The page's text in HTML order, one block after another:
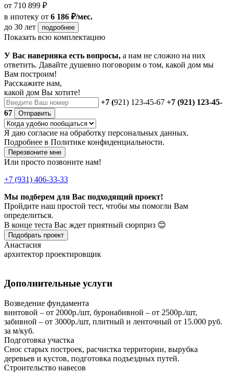
от 710 899 ₽
в ипотеку от 6 186 ₽/мес.
до 30 лет
подробнее
Показать всю комплектацию
У Вас наверняка есть вопросы, а нам не сложно на них
ответить. Давайте душевно поговорим о том, какой дом мы
Вам построим!
Расскажите нам,
какой дом Вы хотите!
+7 (921) 123-45-67 +7 (921) 123-45-
67
Отправить
Я даю согласие на обработку персональных данных.
Подробнее в Политике конфиденциальности.
Перезвоните мне
Или просто позвоните нам!
+7 (931) 406-33-33
Мы подберем для Вас подходящий проект!
Пройдите наш простой тест, чтобы мы помогли Вам
определиться.
В конце теста Вас ждет приятный сюрприз 😊
Подобрать проект
Анастасия
архитектор проектировщик
Дополнительные услуги
Возведение фундамента
винтовой – от 2000р./шт, буронабивной – от 2500р./шт,
забивной – от 3000р./шт, плитный и ленточный от 15.000 руб.
за м/куб.
Подготовка участка
Снос старых построек, расчистка территории, вырубка
деревьев и кустов, подготовка подъездных путей.
Строительство навесов